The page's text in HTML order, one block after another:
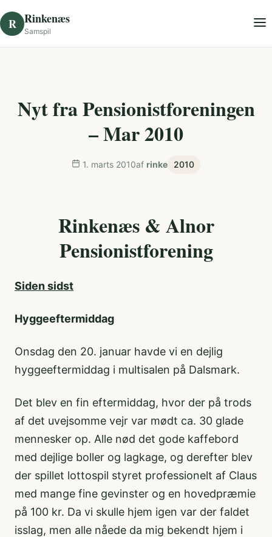
R Rinkenæs
Samspil
Nyt fra Pensionistforeningen
– Mar 2010
1. marts 2010af rinke 2010
Rinkenæs & Alnor
Pensionistforening
Siden sidst
Hyggeeftermiddag
Onsdag den 20. januar havde vi en dejlig
hyggeeftermiddag i multisalen på Dalsmark.
Det blev en fin eftermiddag, hvor der på trods
af det uvejsomme vejr var mødt ca. 30 glade
mennesker op. Alle nød det gode kaffebord
med dejlige boller og lagkage, og derefter blev
der spillet lottospil styret professionelt af Claus
med mange fine gevinster og en hovedpræmie
på 100 kr. Da vi skulle hjem igen var der faldet
isslag, men alle nåede da mig bekendt hjem i